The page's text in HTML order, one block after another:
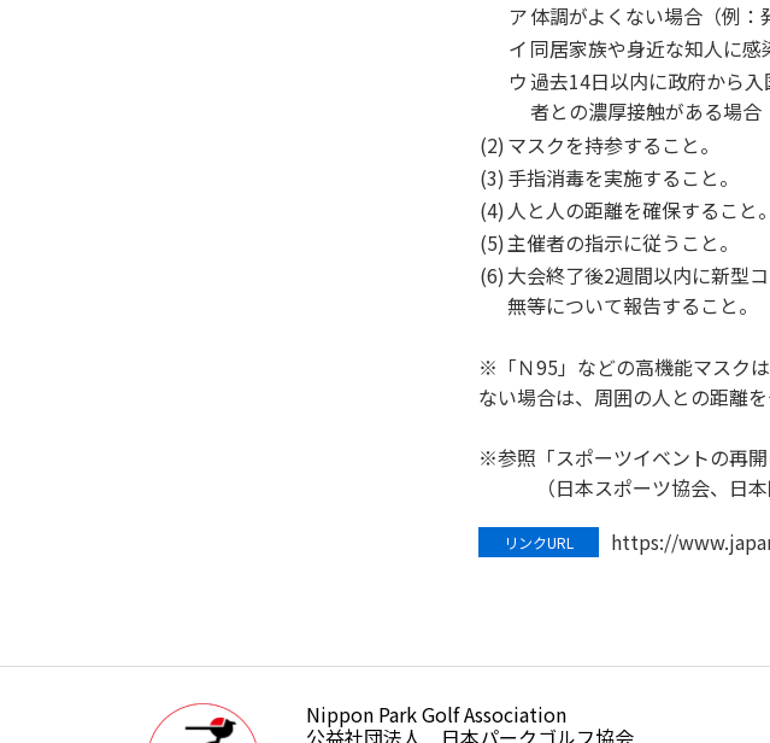
ア体調がよくない場合（例：
イ 同居家族や身近な知人に
ウ過去14日以内に政府から
者との濃厚接触がある場合
(2)マスクを持参すること。
(3)手指消毒を実施すること。
(4)人と人の距離を確保すること
(5)主催者の指示に従うこと。
(6)大会終了後2週間以内に新型
無等について報告すること。
※「Ｎ95」などの高機能マスク
ない場合は、周囲の人との距離
※参照「スポーツイベントの再
（日本スポーツ協会、日本
リンクURL https://
公益社団法人日本パークゴルフ協会
Nippon Park Golf Association
公益社団法人 日本パークゴルフ協会